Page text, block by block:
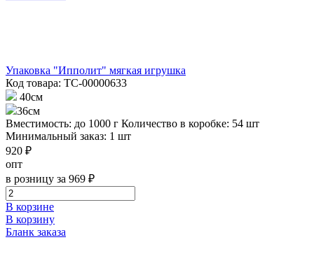
Упаковка "Ипполит" мягкая игрушка
Код товара: ТС-00000633
40см
36см
Вместимость: до 1000 г Количество в коробке: 54 шт
Минимальный заказ: 1 шт
920 ₽
опт
в розницу за 969 ₽
В корзине
В корзину
Бланк заказа